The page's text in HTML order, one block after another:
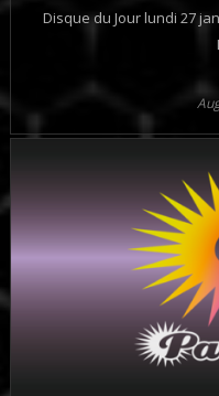
Disque du Jour lundi 27